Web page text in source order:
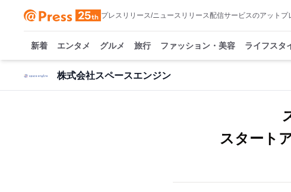
プレスリリース/ニュースリリース配信サービスのアットプ
新着 エンタメ グルメ 旅行 ファッション・美容 ライフスタ
株式会社スペースエンジン
スタート